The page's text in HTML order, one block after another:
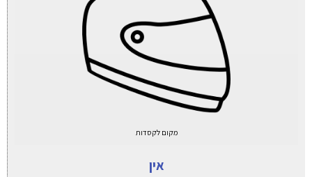
מקום לקסדות
אין